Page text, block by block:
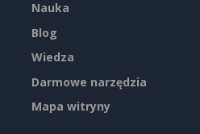
Nauka
Blog
Wiedza
Darmowe narzędzia
Mapa witryny